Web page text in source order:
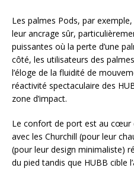
Les palmes Pods, par
leur ancrage sûr,
puissantes où la perte d’une
côté, les utilisateurs des
l’éloge de la fluidité de
réactivité spectaculaire des
zone d’impact.
Le confort de port est au cœur
avec les Churchill (pour leur
(pour leur design minimaliste)
du pied tandis que HUBB cible